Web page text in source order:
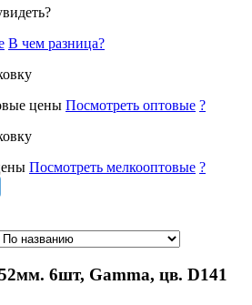
В чем разница?
цены Посмотреть оптовые ?
Посмотреть мелкооптовые ?
6шт, Gamma, цв. D141